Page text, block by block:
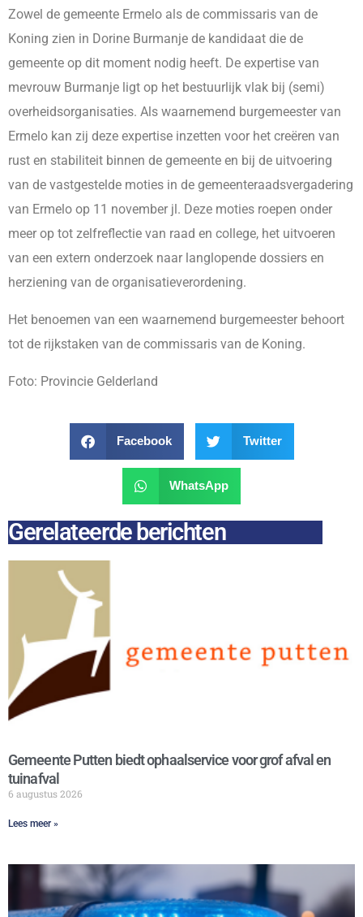
Zowel de gemeente Ermelo als de commissaris van de
Koning zien in Dorine Burmanje de kandidaat die de
gemeente op dit moment nodig heeft. De expertise van
mevrouw Burmanje ligt op het bestuurlijk vlak bij (semi)
overheidsorganisaties. Als waarnemend burgemeester van
Ermelo kan zij deze expertise inzetten voor het creëren van
rust en stabiliteit binnen de gemeente en bij de uitvoering
van de vastgestelde moties in de gemeenteraadsvergadering
van Ermelo op 11 november jl. Deze moties roepen onder
meer op tot zelfreflectie van raad en college, het uitvoeren
van een extern onderzoek naar langlopende dossiers en
herziening van de organisatieverordening.
Het benoemen van een waarnemend burgemeester behoort
tot de rijkstaken van de commissaris van de Koning.
Foto: Provincie Gelderland
Facebook Twitter
WhatsApp
Gerelateerde berichten
Gemeente Putten biedt ophaalservice voor grof afval en
tuinafval
6 augustus 2026
Lees meer »